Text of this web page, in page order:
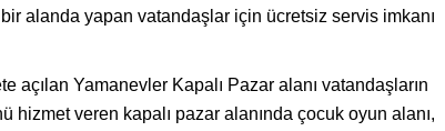
alanda yapan vatandaşlar için ücretsiz servis imkanı
açılan Yamanevler Kapalı Pazar alanı vatandaşların
veren kapalı pazar alanında çocuk oyun alanı,